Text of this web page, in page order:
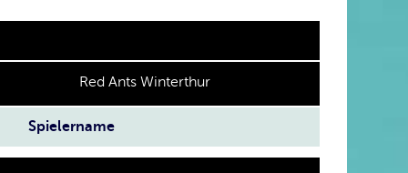
Red Ants Winterthur
Spielername